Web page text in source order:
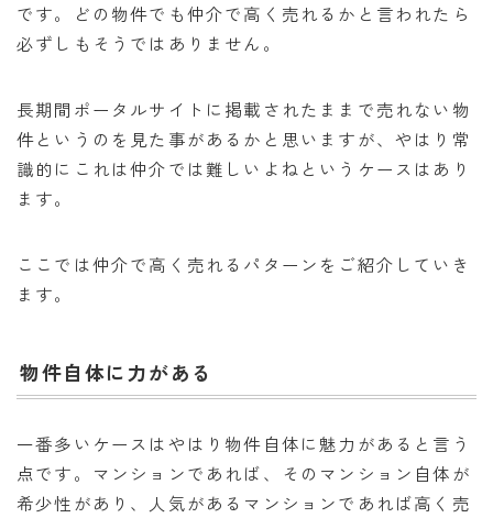
です。どの物件でも仲介で高く売れるかと言われたら
必ずしもそうではありません。
長期間ポータルサイトに掲載されたままで売れない物
件というのを見た事があるかと思いますが、やはり常
識的にこれは仲介では難しいよねというケースはあり
ます。
ここでは仲介で高く売れるパターンをご紹介していき
ます。
物件自体に力がある
一番多いケースはやはり物件自体に魅力があると言う
点です。マンションであれば、そのマンション自体が
希少性があり、人気があるマンションであれば高く売